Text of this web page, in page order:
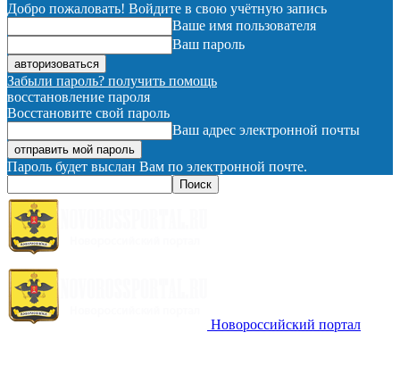
Добро пожаловать! Войдите в свою учётную запись
Ваше имя пользователя
Ваш пароль
Забыли пароль? получить помощь
восстановление пароля
Восстановите свой пароль
Ваш адрес электронной почты
Пароль будет выслан Вам по электронной почте.
Новороссийский портал